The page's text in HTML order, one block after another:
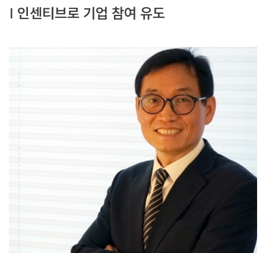
| 인센티브로 기업 참여 유도